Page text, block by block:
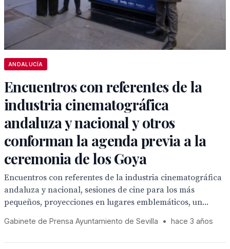
ANDALUCÍA
Encuentros con referentes de la
industria cinematográfica
andaluza y nacional y otros
conforman la agenda previa a la
ceremonia de los Goya
Encuentros con referentes de la industria cinematográfica
andaluza y nacional, sesiones de cine para los más
pequeños, proyecciones en lugares emblemáticos, un...
Gabinete de Prensa Ayuntamiento de Sevilla • hace 3 años